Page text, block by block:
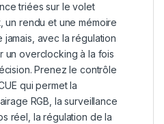
triées sur le volet
un rendu et une mémoire
avec la régulation
un overclocking à la fois
Prenez le contrôle
qui permet la
RGB, la surveillance
réel, la régulation de la